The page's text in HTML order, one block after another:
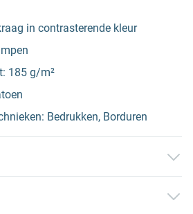
in contrasterende kleur
185 g/m²
Bedrukken, Borduren